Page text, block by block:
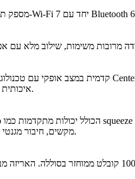
איכותית במיוחד לצפייה בסרטים ולמשחקים.
מקשים, חיבור מגנטי ועיצוב צף לנוחות עבודה מקסימלית.